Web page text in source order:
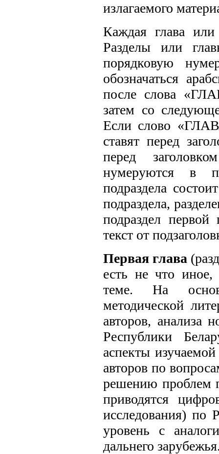
излагаемого
Каждая глава
Разделы или
порядковую
обозначаться
после слова
затем со
Если слово
ставят перед
перед
нумеруются в
подраздела
подраздела,
подраздел первой
текст от
Первая глава
есть не что иное,
теме. На
методической
авторов, анализа
Республики
аспекты
авторов по
решению проблем
приводятся
исследования) по
уровень с
дальнего